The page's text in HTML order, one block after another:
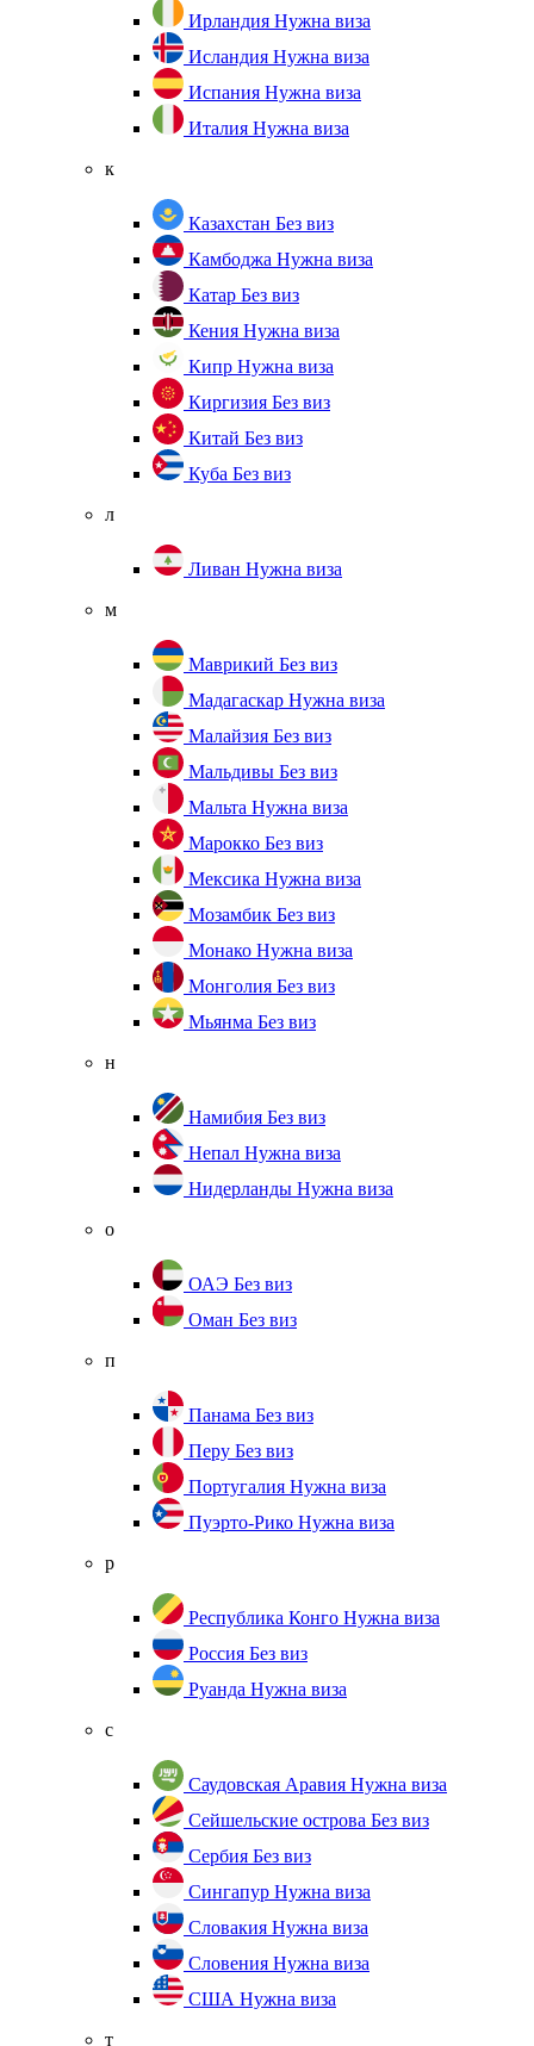
Ирландия Нужна виза
Исландия Нужна виза
Испания Нужна виза
Италия Нужна виза
к
Казахстан Без виз
Камбоджа Нужна виза
Катар Без виз
Кения Нужна виза
Кипр Нужна виза
Киргизия Без виз
Китай Без виз
Куба Без виз
л
Ливан Нужна виза
м
Маврикий Без виз
Мадагаскар Нужна виза
Малайзия Без виз
Мальдивы Без виз
Мальта Нужна виза
Марокко Без виз
Мексика Нужна виза
Мозамбик Без виз
Монако Нужна виза
Монголия Без виз
Мьянма Без виз
н
Намибия Без виз
Непал Нужна виза
Нидерланды Нужна виза
о
ОАЭ Без виз
Оман Без виз
п
Панама Без виз
Перу Без виз
Португалия Нужна виза
Пуэрто-Рико Нужна виза
р
Республика Конго Нужна виза
Россия Без виз
Руанда Нужна виза
с
Саудовская Аравия Нужна виза
Сейшельские острова Без виз
Сербия Без виз
Сингапур Нужна виза
Словакия Нужна виза
Словения Нужна виза
США Нужна виза
т